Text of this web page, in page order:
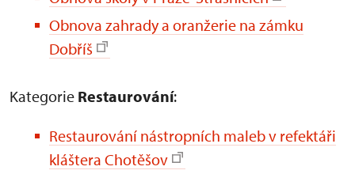
Obnova zahrady a oranžerie na zámku
Dobříš
Kategorie Restaurování:
Restaurování nástropních maleb v refektáři
kláštera Chotěšov